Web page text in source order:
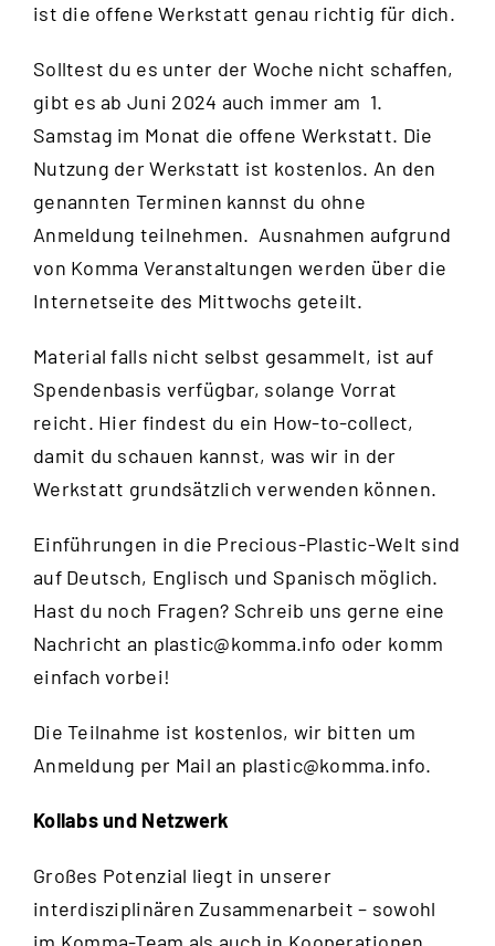
ist die offene Werkstatt genau richtig für dich.
Solltest du es unter der Woche nicht schaffen,
gibt es ab Juni 2024 auch immer am 1.
Samstag im Monat die offene Werkstatt. Die
Nutzung der Werkstatt ist kostenlos. An den
genannten Terminen kannst du ohne
Anmeldung teilnehmen. Ausnahmen aufgrund
von Komma Veranstaltungen werden über die
Internetseite des Mittwochs geteilt.
Material falls nicht selbst gesammelt, ist auf
Spendenbasis verfügbar, solange Vorrat
reicht. Hier findest du ein How-to-collect,
damit du schauen kannst, was wir in der
Werkstatt grundsätzlich verwenden können.
Einführungen in die Precious-Plastic-Welt sind
auf Deutsch, Englisch und Spanisch möglich.
Hast du noch Fragen? Schreib uns gerne eine
Nachricht an plastic@komma.info oder komm
einfach vorbei!
Die Teilnahme ist kostenlos, wir bitten um
Anmeldung per Mail an plastic@komma.info.
Kollabs und Netzwerk
Großes Potenzial liegt in unserer
interdisziplinären Zusammenarbeit – sowohl